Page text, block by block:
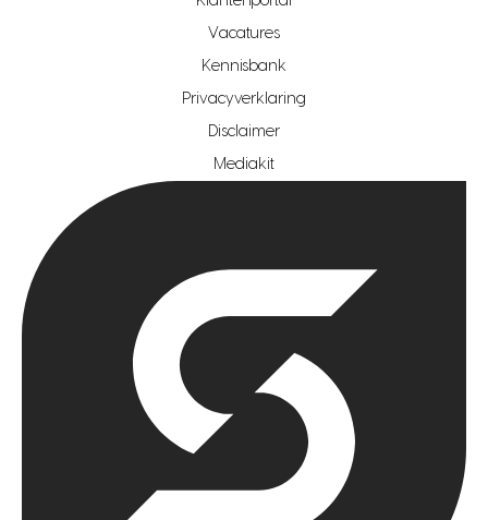
makelaar regio zoetermeer
hypotheekshop regio den haag
hypotheekshop regio rotterdam
Vacatures
Kennisbank
Privacyverklaring
Disclaimer
Mediakit